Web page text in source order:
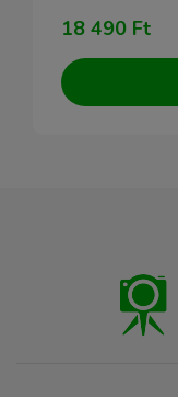
18 490 Ft